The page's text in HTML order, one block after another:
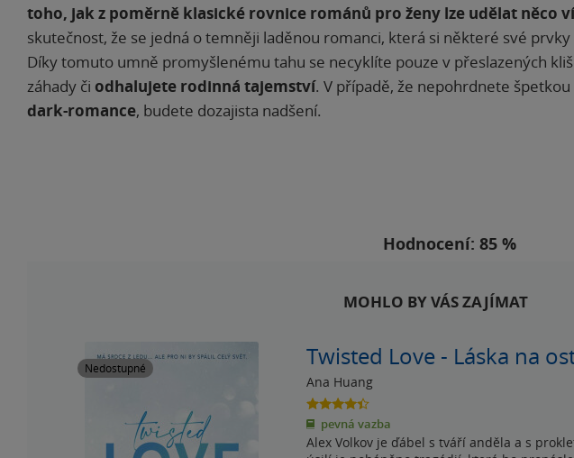
toho, jak z poměrně klasické rovnice románů pro ženy lze udělat něco
skutečnost, že se jedná o temněji laděnou romanci, která si některé své
Díky tomuto umně promyšlenému tahu se necyklíte pouze v přeslazených
záhady či odhalujete rodinná tajemství. V případě, že nepohrdnete
dark-romance, budete dozajista nadšení.
Hodnocení: 85 %
MOHLO BY VÁS ZAJÍMAT
Nedostupné Twisted Love - Láska na
Ana Huang
4.4
z
5
hvězdiček
pevná vazba
Alex Volkov je ďábel s tváří anděla a s